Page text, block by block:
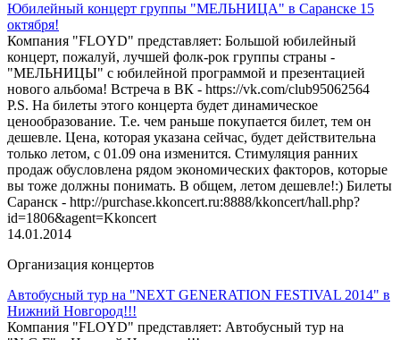
Юбилейный концерт группы "МЕЛЬНИЦА" в Саранске 15
октября!
Компания "FLOYD" представляет: Большой юбилейный
концерт, пожалуй, лучшей фолк-рок группы страны -
"МЕЛЬНИЦЫ" с юбилейной программой и презентацией
нового альбома! Встреча в ВК - https://vk.com/club95062564
P.S. На билеты этого концерта будет динамическое
ценообразование. Т.е. чем раньше покупается билет, тем он
дешевле. Цена, которая указана сейчас, будет действительна
только летом, с 01.09 она изменится. Стимуляция ранних
продаж обусловлена рядом экономических факторов, которые
вы тоже должны понимать. В общем, летом дешевле!:) Билеты
Саранск - http://purchase.kkoncert.ru:8888/kkoncert/hall.php?
id=1806&agent=Kkoncert
14.01.2014
Организация концертов
Автобусный тур на "NEXT GENERATION FESTIVAL 2014" в
Нижний Новгород!!!
Компания "FLOYD" представляет: Автобусный тур на